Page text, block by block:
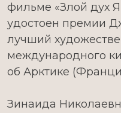
фильме «Злой дух
удостоен премии
лучший
международного
об Арктике
Зинаида